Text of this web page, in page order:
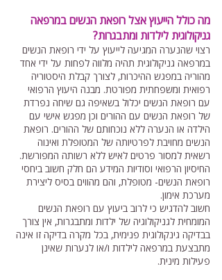
מה כולל הייעוץ אצל רופאת הנשים במרפאה
גניקולוגית לילדות ומתבגרות?
רצוי שהנערה המגיעה לייעוץ על ידי רופאת הנשים
במרפאה גניקולוגית תהיה מלווה לפחות על ידי אחד
מהוריה במפגש ההיכרות, לצורך קבלת היסטוריה
רפואית ומשפחתית מפורטת. מבנה היעוץ הרפואי
עם רופאת הנשים יכלול בשאיפה גם שיחה נפרדת
של רופאת הנשים עם ההורים וכן מפגש אישי עם
הילדה או הנערה ללא נוכחותם של ההורים. רופאת
הנשים מחויבת לפרטיותה של המטופלת ואינוה
רשאית למסור פרטים לאיש ללא רשותה המפורשת.
החיסיון הרפואי וסודיות המידע הם חלק חשוב ביחסי
רופאת הנשים- מטופלת, והם מהווים בסיס ליצירת
מערכת אימון.
חשוב להדגיש כי לרוב ביעוץ עם רופאת הנשים
המומחית לגניקולוגיה של ילדות ומתבגרות, אין צורך
בבדיקה גינקולוגית פנימית, בכל מקרה בדיקה זו אינה
מתבצעת במרפאה לילדות ו/או לנערות שאינן
פעילות מינית.